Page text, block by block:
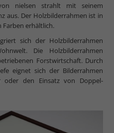
nielsen strahlt mit seinem
aus. Der Holzbilderrahmen ist in
erhältlich.
sich der Holzbilderrahmen
Die Holzbilderrahmen
Forstwirtschaft. Durch
eignet sich der Bilderrahmen
den Einsatz von Doppel-